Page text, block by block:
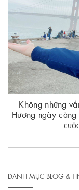
Không những
Hương ngày
DANH MỤC BLOG &